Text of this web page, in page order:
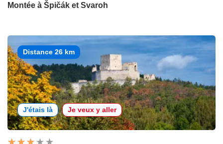
Montée à Špičák et Svaroh
Distance 26 km
J'étais là Je veux y aller